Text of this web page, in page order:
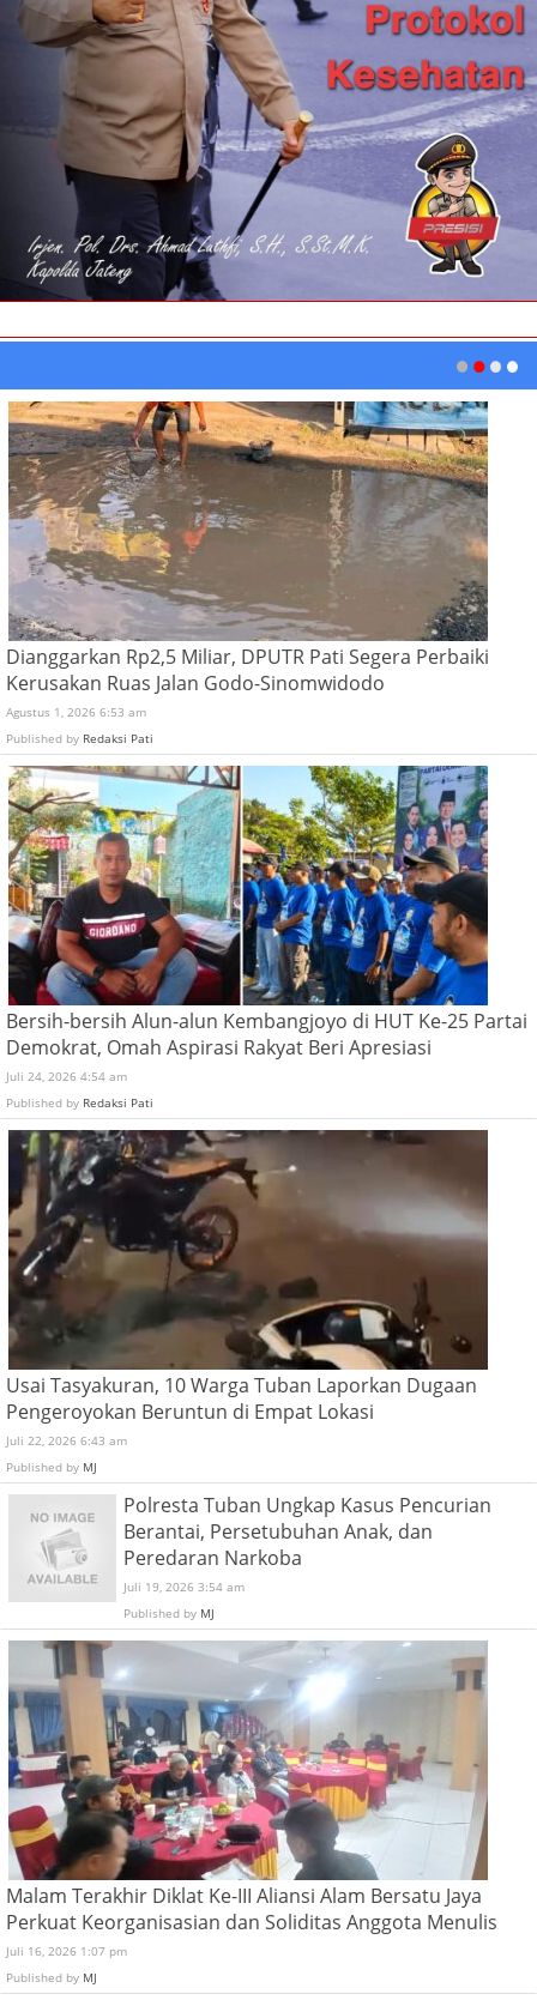
Dianggarkan Rp2,5 Miliar, DPUTR Pati Segera Perbaiki
Kerusakan Ruas Jalan Godo-Sinomwidodo
Agustus 1, 2026 6:53 am
Published by Redaksi Pati
Bersih-bersih Alun-alun Kembangjoyo di HUT Ke-25 Partai
Demokrat, Omah Aspirasi Rakyat Beri Apresiasi
Juli 24, 2026 4:54 am
Published by Redaksi Pati
Usai Tasyakuran, 10 Warga Tuban Laporkan Dugaan
Pengeroyokan Beruntun di Empat Lokasi
Juli 22, 2026 6:43 am
Published by MJ
Polresta Tuban Ungkap Kasus Pencurian
Berantai, Persetubuhan Anak, dan
Peredaran Narkoba
Juli 19, 2026 3:54 am
Published by MJ
Malam Terakhir Diklat Ke-III Aliansi Alam Bersatu Jaya
Perkuat Keorganisasian dan Soliditas Anggota Menulis
Juli 16, 2026 1:07 pm
Published by MJ